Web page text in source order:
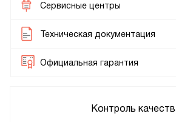
Сервисные центры
Техническая документация
Официальная гарантия
Контроль